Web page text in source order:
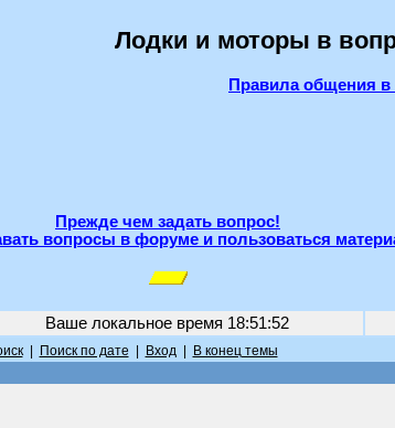
Лодки и моторы в
Правила общения
Прежде чем задать вопрос!
вопросы в форуме и пользоваться
Ваше локальное время 18:51:52
| Поиск по дате Вход| В конец темы